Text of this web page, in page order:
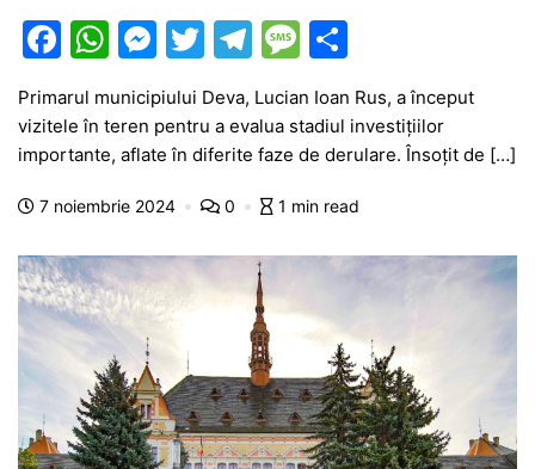
F
c
e
b
o
k
W
at
s
A
p
M
e
s
s
e
g
er
T
itt
er
T
e
gr
a
m
M
s
s
a
e
ta
je
a
ă
Primarul municipiului Deva, Lucian Ioan Rus, a început
vizitele în teren pentru a evalua stadiul investițiilor
importante, aflate în diferite faze de derulare. Însoțit de […]
7 noiembrie 2024 0 1 min read